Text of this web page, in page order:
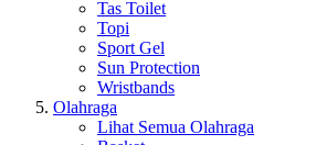
Tas Toilet
Topi
Sport Gel
Sun Protection
Wristbands
Olahraga
Lihat Semua Olahraga